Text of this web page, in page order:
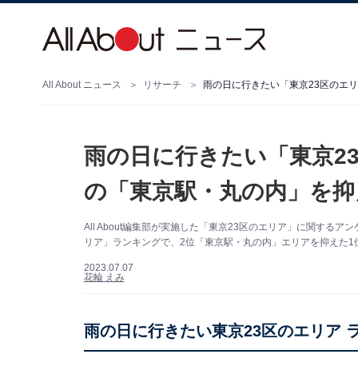
All About ニュース リサーチ 雨の日に行きたい「東京23区のエ
雨の日に行きたい「東京
の「東京駅・丸の内」を
All About編集部が実施した「東京23区のエリア」に関するア
リア」ランキングで、2位「東京駅・丸の内」エリアを抑えた
2023.07.07
花輪 えみ
雨の日に行きたい東京23区のエリア